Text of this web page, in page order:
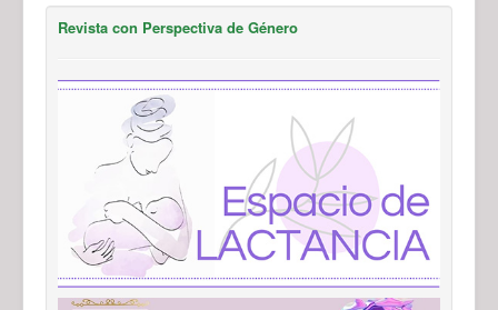
Revista con Perspectiva de Género